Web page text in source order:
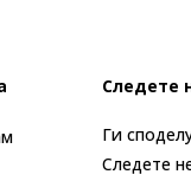
Следете
Ги
Следете